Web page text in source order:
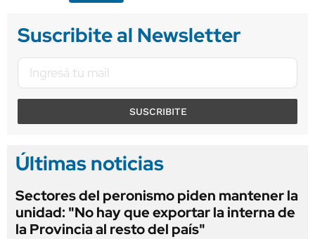
Suscribite al Newsletter
SUSCRIBITE
Últimas noticias
Sectores del peronismo piden mantener la
unidad: "No hay que exportar la interna de
la Provincia al resto del país"